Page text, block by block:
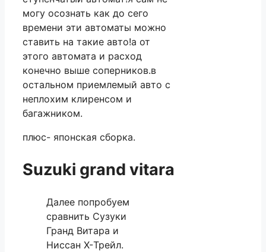
могу осознать как до сего
времени эти автоматы можно
ставить на такие авто!а от
этого автомата и расход
конечно выше соперников.в
остальном приемлемый авто с
неплохим клиренсом и
багажником.
плюс- японская сборка.
Suzuki grand vitara
Далее попробуем
сравнить Сузуки
Гранд Витара и
Ниссан X-Трейл.